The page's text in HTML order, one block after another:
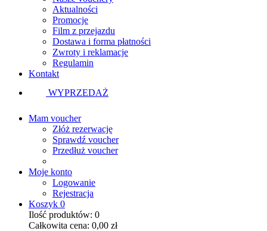
Aktualności
Promocje
Film z przejazdu
Dostawa i forma płatności
Zwroty i reklamacje
Regulamin
Kontakt
WYPRZEDAŻ
Mam voucher
Złóż rezerwację
Sprawdź voucher
Przedłuż voucher
Moje konto
Logowanie
Rejestracja
Koszyk 0
Ilość produktów: 0
Całkowita cena: 0,00 zł